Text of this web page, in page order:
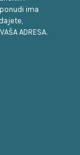
ima
ADRESA.